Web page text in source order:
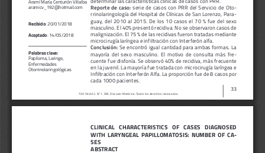
33
Reporte  de  caso: serie  de  casos  con  PRR  del  Servicio  de  Oto
rrinolaringología del Hospital de Clínicas de San Lorenzo, Para
guay,  del  2010  al  2015.  De  los  10  casos  el  70  %  fue  del  sexo
masculino. El 40% presentó recidiva. No se observaron casos de
malignización. El 75 % de las recidivas fueron tratadas mediante
microcirugía laríngea e infiltración con Interferón alfa.
Conclusión: Se encontró igual cantidad para ambas formas. La
mayoría  del  sexo  masculino.  El  motivo  de  consulta  más  fre
cuente fue disfonía. Se observó 40% de recidiva, más frecuente
en la juvenil. La mayoría fue tratada con microcirugía laríngea e
Infiltración con Interferón Alfa. La proporción fue de 8 casos por
cada 1000 pacientes.
©2018 Vol 2. N°1. DM, Discover Medicine. Todos los derechos reservados.
aramicv_192@hotmail.com
Recibido: 20/01/2018
Aceptado: 14/05/2018
Palabras clave:
Papiloma, Laringe,
Enfermedades
Otorrinolaringológicas
CLINICAL   CHARACTERISTICS   OF   CASES   DIAGNOSED
WITH  LARYNGEAL  PAPILLOMATOSIS:  NUMBER  OF  CA
SES
ABSTRACT